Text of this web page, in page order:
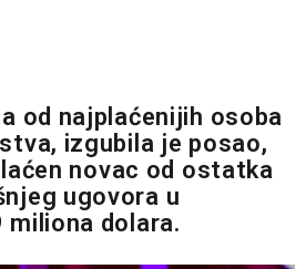
od najplaćenijih osoba
izgubila je posao,
novac od ostatka
ugovora u
dolara.